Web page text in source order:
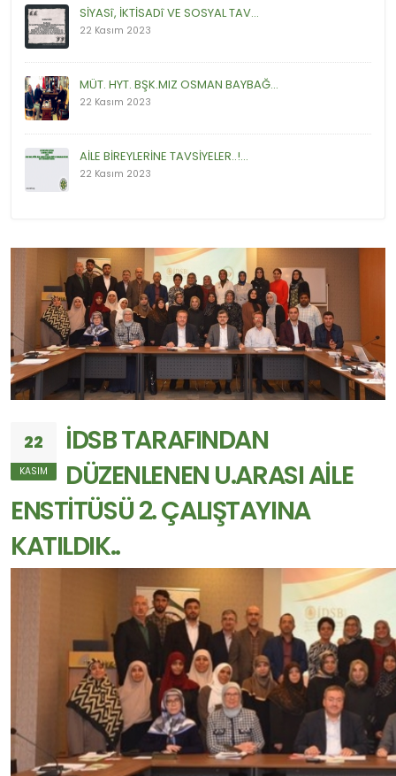
SİYASî, İKTİSADî VE SOSYAL TAV...
22 Kasım 2023
MÜT. HYT. BŞK.MIZ OSMAN BAYBAĞ...
22 Kasım 2023
AİLE BİREYLERİNE TAVSİYELER..!...
22 Kasım 2023
22
KASIM
İDSB TARAFINDAN
DÜZENLENEN U.ARASI AİLE
ENSTİTÜSÜ 2. ÇALIŞTAYINA
KATILDIK..